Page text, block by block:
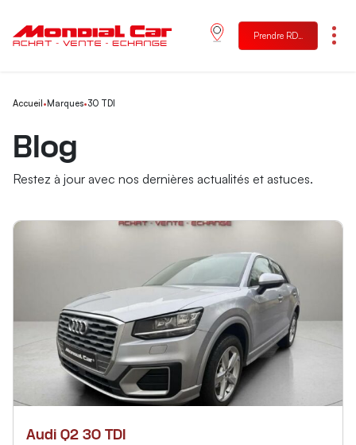
Prendre RDV
Menu
Accueil • Marques•30 TDI
Blog
Restez à jour avec nos dernières actualités et astuces.
Audi Q2 30 TDI